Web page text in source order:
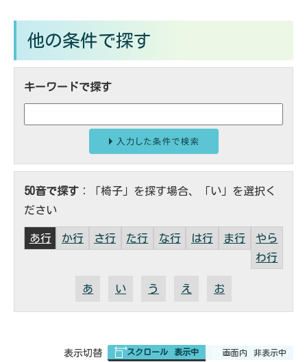
他の条件で探す
キーワードで探す
50音で探す ：「椅子」を探す場合、「い」を選択く
ださい
あ行 か行 さ行 た行 な行 は行 ま行
やら
わ行
あ い う え お
表
表示切替 スクロール 表示中 画面内 非表示中